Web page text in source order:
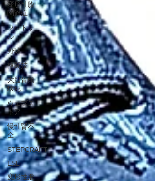
変形性膝
関節症
フットサ
ル
野球
格闘技
大腿骨頭
壊死
ウェブス
トア
慢性腎不
全
STEPCRAFT
ESL
変形性股